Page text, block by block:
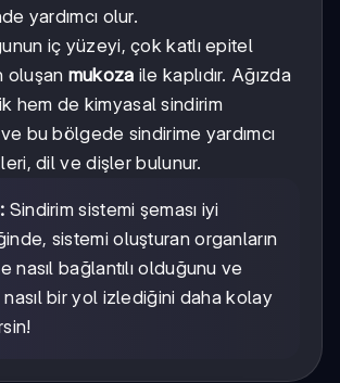
yardımcı olur.
iç yüzeyi, çok katlı epitel
oluşan mukoza ile kaplıdır. Ağızda
hem de kimyasal sindirim
bu bölgede sindirime yardımcı
dil ve dişler bulunur.
Sindirim sistemi şeması iyi
sistemi oluşturan organların
nasıl bağlantılı olduğunu ve
bir yol izlediğini daha kolay